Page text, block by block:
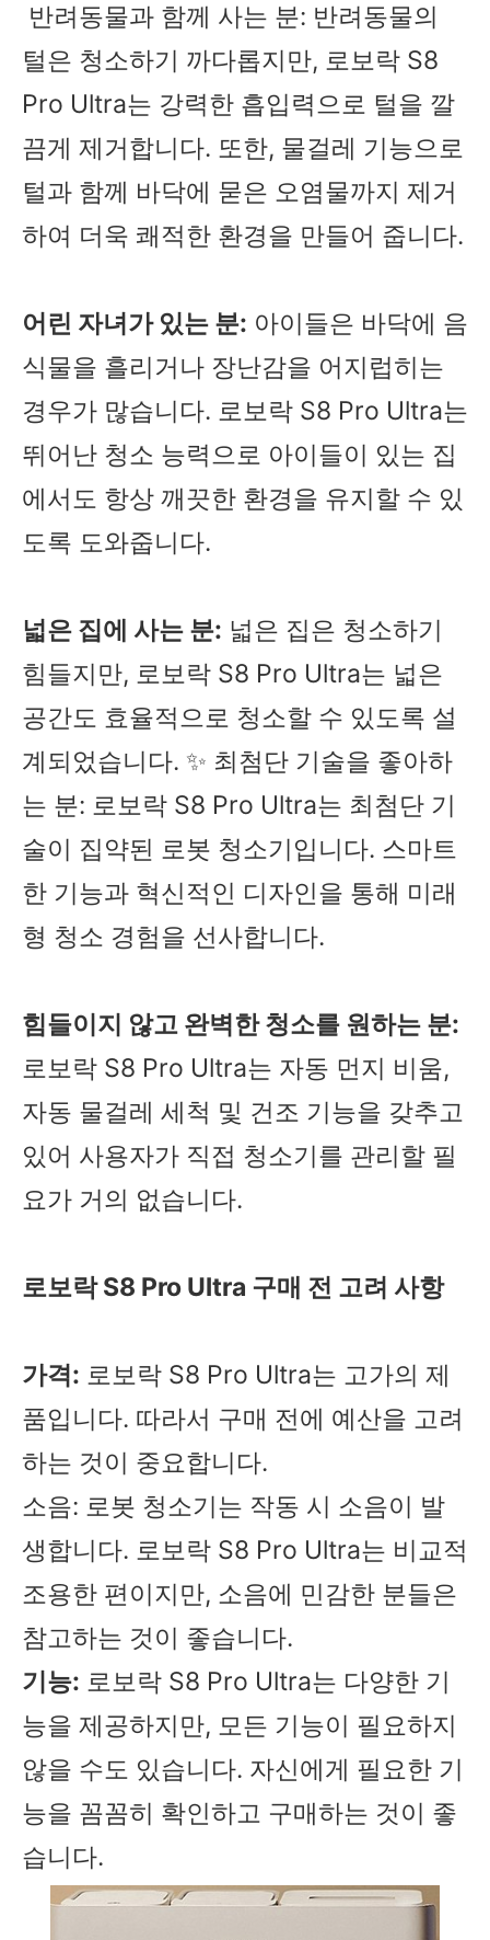
반려동물과 함께 사는 분: 반려동물의
털은 청소하기 까다롭지만, 로보락 S8
Pro Ultra는 강력한 흡입력으로 털을 깔
끔게 제거합니다. 또한, 물걸레 기능으로
털과 함께 바닥에 묻은 오염물까지 제거
하여 더욱 쾌적한 환경을 만들어 줍니다.
어린 자녀가 있는 분: 아이들은 바닥에 음
식물을 흘리거나 장난감을 어지럽히는
경우가 많습니다. 로보락 S8 Pro Ultra는
뛰어난 청소 능력으로 아이들이 있는 집
에서도 항상 깨끗한 환경을 유지할 수 있
도록 도와줍니다.
넓은 집에 사는 분: 넓은 집은 청소하기
힘들지만, 로보락 S8 Pro Ultra는 넓은
공간도 효율적으로 청소할 수 있도록 설
계되었습니다. ✨ 최첨단 기술을 좋아하
는 분: 로보락 S8 Pro Ultra는 최첨단 기
술이 집약된 로봇 청소기입니다. 스마트
한 기능과 혁신적인 디자인을 통해 미래
형 청소 경험을 선사합니다.
힘들이지 않고 완벽한 청소를 원하는 분:
로보락 S8 Pro Ultra는 자동 먼지 비움,
자동 물걸레 세척 및 건조 기능을 갖추고
있어 사용자가 직접 청소기를 관리할 필
요가 거의 없습니다.
로보락 S8 Pro Ultra 구매 전 고려 사항
가격: 로보락 S8 Pro Ultra는 고가의 제
품입니다. 따라서 구매 전에 예산을 고려
하는 것이 중요합니다.
소음: 로봇 청소기는 작동 시 소음이 발
생합니다. 로보락 S8 Pro Ultra는 비교적
조용한 편이지만, 소음에 민감한 분들은
참고하는 것이 좋습니다.
기능: 로보락 S8 Pro Ultra는 다양한 기
능을 제공하지만, 모든 기능이 필요하지
않을 수도 있습니다. 자신에게 필요한 기
능을 꼼꼼히 확인하고 구매하는 것이 좋
습니다.